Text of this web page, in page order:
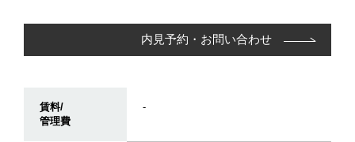
内見予約・お問い合わせ
賃料/
管理費
-